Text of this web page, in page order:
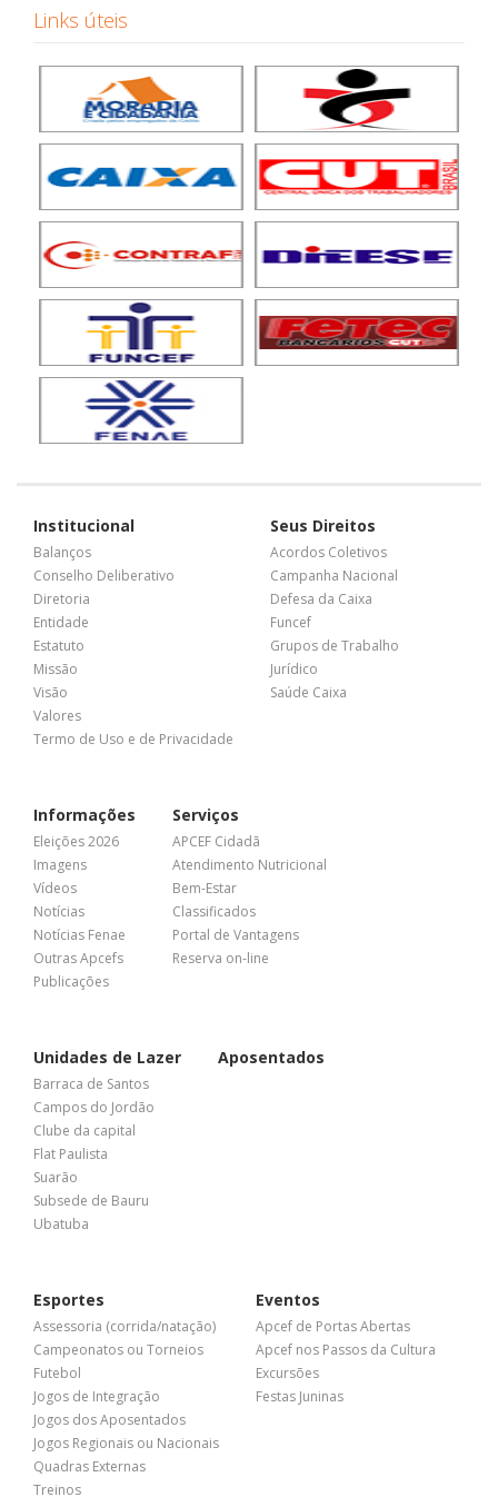
Links úteis
Institucional
Balanços
Conselho Deliberativo
Diretoria
Entidade
Estatuto
Missão
Visão
Valores
Termo de Uso e de Privacidade
Seus Direitos
Acordos Coletivos
Campanha Nacional
Defesa da Caixa
Funcef
Grupos de Trabalho
Jurídico
Saúde Caixa
Informações
Eleições 2026
Imagens
Vídeos
Notícias
Notícias Fenae
Outras Apcefs
Publicações
Serviços
APCEF Cidadã
Atendimento Nutricional
Bem-Estar
Classificados
Portal de Vantagens
Reserva on-line
Unidades de Lazer
Barraca de Santos
Campos do Jordão
Clube da capital
Flat Paulista
Suarão
Subsede de Bauru
Ubatuba
Aposentados
Esportes
Assessoria (corrida/natação)
Campeonatos ou Torneios
Futebol
Jogos de Integração
Jogos dos Aposentados
Jogos Regionais ou Nacionais
Quadras Externas
Treinos
Eventos
Apcef de Portas Abertas
Apcef nos Passos da Cultura
Excursões
Festas Juninas